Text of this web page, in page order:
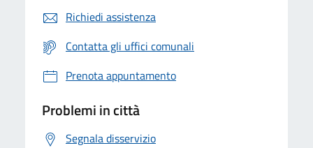
Richiedi assistenza
Contatta gli uffici comunali
Prenota appuntamento
Problemi in città
Segnala disservizio